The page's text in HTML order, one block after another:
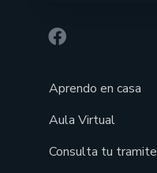
Aprendo en casa
Aula Virtual
Consulta tu tramite